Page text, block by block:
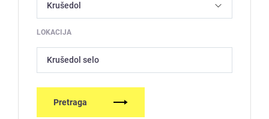
LOKACIJA
Krušedol selo
Pretraga